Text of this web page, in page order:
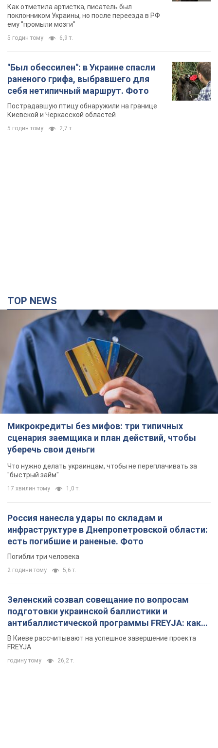
русского не знал, а теперь хочет
геноцида украинцев
Как отметила артистка, писатель был
поклонником Украины, но после переезда в РФ
ему "промыли мозги"
5 годин тому 6,9 т.
"Был обессилен": в Украине спасли
раненого грифа, выбравшего для
себя нетипичный маршрут. Фото
Пострадавшую птицу обнаружили на границе
Киевской и Черкасской областей
5 годин тому 2,7 т.
TOP NEWS
Микрокредиты без мифов: три типичных
сценария заемщика и план действий, чтобы
уберечь свои деньги
Что нужно делать украинцам, чтобы не переплачивать за
"быстрый займ"
17 хвилин тому 1,0 т.
Россия нанесла удары по складам и
инфраструктуре в Днепропетровской области:
есть погибшие и раненые. Фото
Погибли три человека
2 години тому 5,6 т.
Зеленский созвал совещание по вопросам
подготовки украинской баллистики и
антибаллистической программы FREYJA: какие
решения готовятся
В Киеве рассчитывают на успешное завершение проекта
FREYJA
годину тому 26,2 т.